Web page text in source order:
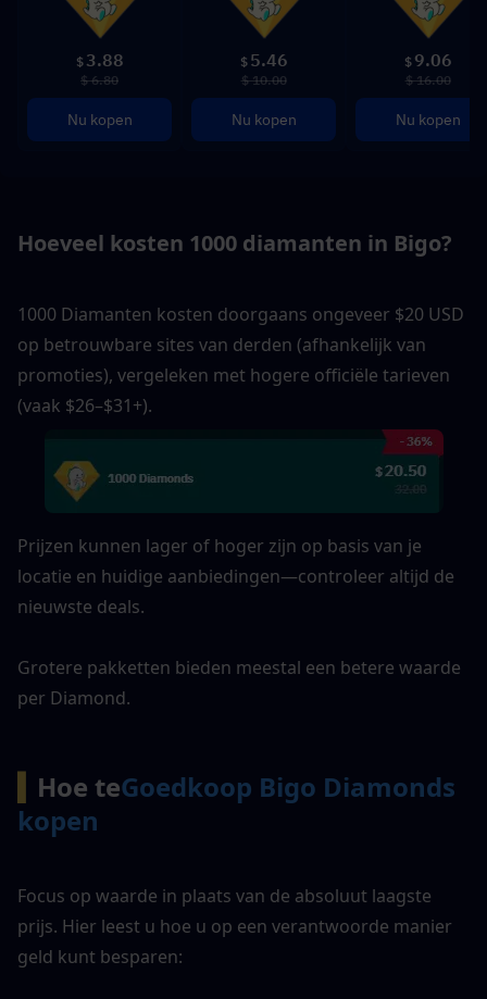
$ 3.88
$ 6.80
Nu kopen
$ 5.46
$ 10.00
Nu kopen
$ 9.06
$ 16.00
Nu kopen
Hoeveel kosten 1000 diamanten in Bigo?
1000 Diamanten kosten doorgaans ongeveer $20 USD
op betrouwbare sites van derden (afhankelijk van
promoties), vergeleken met hogere officiële tarieven
(vaak $26–$31+).
Prijzen kunnen lager of hoger zijn op basis van je
locatie en huidige aanbiedingen—controleer altijd de
nieuwste deals.
Grotere pakketten bieden meestal een betere waarde
per Diamond.
Hoe teGoedkoop Bigo Diamonds
kopen
Focus op waarde in plaats van de absoluut laagste
prijs. Hier leest u hoe u op een verantwoorde manier
geld kunt besparen: